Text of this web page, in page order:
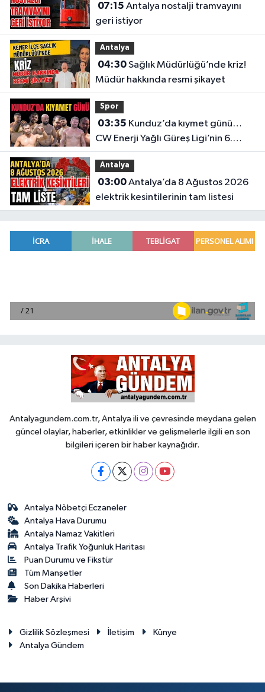
07:15
geri istiyor
Antalya
04:30Sağlık Müdürlüğü’nde kriz!
Müdür hakkında resmi şikayet
Spor
03:35
CW Enerji Yağlı Güreş Ligi’nin 6.
Etabı öncesi nefesler tutuldu
Antalya
03:00Antalya’da 8 Ağustos 2026
elektrik kesintilerinin tam listesi
Antalyagundem.com.tr, Antalya ili ve çevresinde meydana gelen
güncel olaylar, haberler, etkinlikler ve gelişmelerle ilgili en son
bilgileri içeren bir haber kaynağıdır.
Antalya Nöbetçi Eczaneler
Antalya Hava Durumu
Antalya Namaz Vakitleri
Antalya Trafik Yoğunluk Haritası
Puan Durumu ve Fikstür
Tüm Manşetler
Son Dakika Haberleri
Haber Arşivi
Gizlilik Sözleşmesi İletişim
Künye
Antalya Gündem